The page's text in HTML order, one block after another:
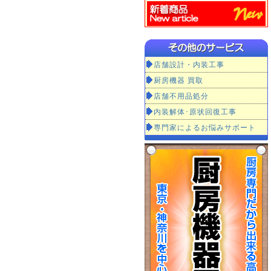
店舗設計・内装工事
厨房機器 買取
店舗不用品処分
内装解体･原状回復工事
専門家によるお悩みサポート